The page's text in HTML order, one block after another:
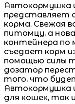
Автокормушка
представляет
корма. Свежая
питомцу, а
контейнера по
съедает корм
помощью силы
дозатор
того, что
Автокормушка
для кошек, так